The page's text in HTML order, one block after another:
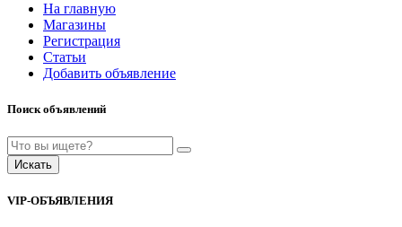
На главную
Магазины
Регистрация
Статьи
Добавить объявление
Поиск объявлений
Искать
VIP-ОБЪЯВЛЕНИЯ